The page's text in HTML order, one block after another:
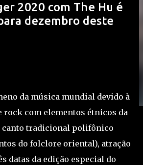
2020 com The Hu é
dezembro deste
da música mundial devido à
rock com elementos étnicos da
canto tradicional polifônico
do folclore oriental), atração
datas da edição especial do